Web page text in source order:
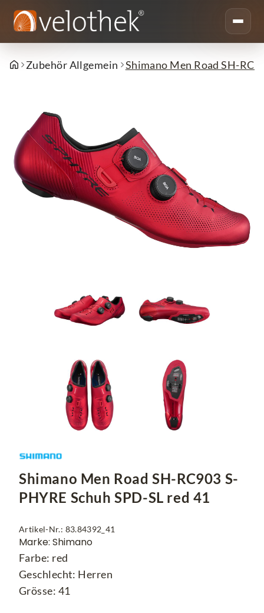
Zubehör Allgemein Shimano Men Road SH-
Shimano Men Road SH-RC903 S-
PHYRE Schuh SPD-SL red 41
Artikel-Nr.: 83.84392_41
Marke: Shimano
Farbe: red
Geschlecht: Herren
Grösse: 41